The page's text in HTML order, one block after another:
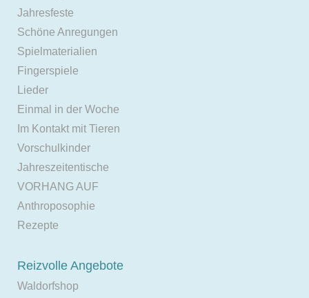
Jahresfeste
Schöne Anregungen
Spielmaterialien
Fingerspiele
Lieder
Einmal in der Woche
Im Kontakt mit Tieren
Vorschulkinder
Jahreszeitentische
VORHANG AUF
Anthroposophie
Rezepte
Reizvolle Angebote
Waldorfshop